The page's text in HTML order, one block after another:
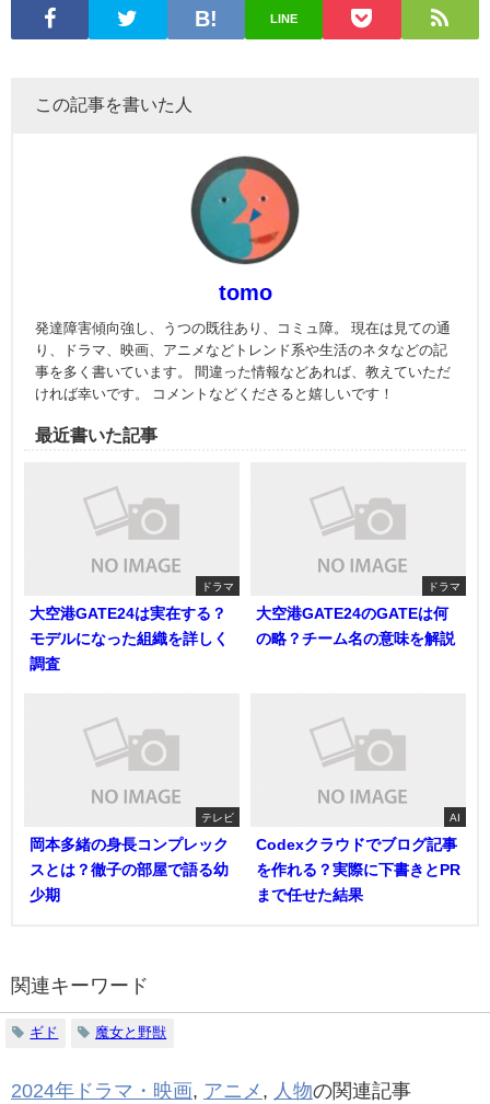
LINE
この記事を書いた人
tomo
発達障害傾向強し、うつの既往あり、コミュ障。 現在は見ての通
り、ドラマ、映画、アニメなどトレンド系や生活のネタなどの記
事を多く書いています。 間違った情報などあれば、教えていただ
ければ幸いです。 コメントなどくださると嬉しいです！
最近書いた記事
ドラマ
大空港GATE24は実在する？
モデルになった組織を詳しく
調査
ドラマ
大空港GATE24のGATEは何
の略？チーム名の意味を解説
テレビ
岡本多緒の身長コンプレック
スとは？徹子の部屋で語る幼
少期
AI
Codexクラウドでブログ記事
を作れる？実際に下書きとPR
まで任せた結果
関連キーワード
ギド 魔女と野獣
2024年ドラマ・映画, アニメ , 人物の関連記事